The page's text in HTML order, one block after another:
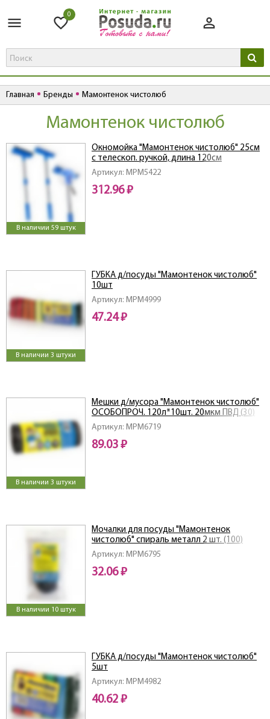
0
Главная Бренды Мамонтенок чистолюб
Мамонтенок чистолюб
В наличии 59 штук
Артикул: MPM5422
Окномойка "Мамонтенок чистолюб" 25см
с телескоп. ручкой, длина 120см
312.96 ₽
В наличии 3 штуки
Артикул: MPM4999
ГУБКА д/посуды "Мамонтенок чистолюб"
10шт
47.24 ₽
В наличии 3 штуки
Артикул: MPM6719
Мешки д/мусора "Мамонтенок чистолюб"
ОСОБОПРОЧ. 120л*10шт. 20мкм ПВД (30)
89.03 ₽
В наличии 10 штук
Артикул: MPM6795
Мочалки для посуды "Мамонтенок
чистолюб" спираль металл 2 шт. (100)
32.06 ₽
Артикул: MPM4982
ГУБКА д/посуды "Мамонтенок чистолюб"
5шт
40.62 ₽